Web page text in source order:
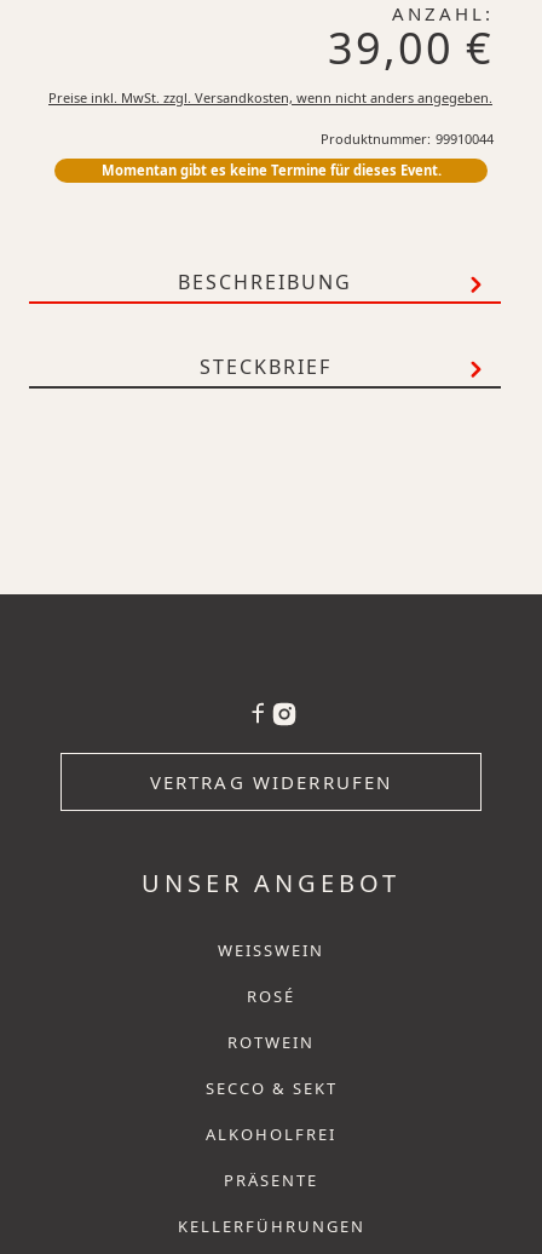
ANZAHL:
39,00 €
Preise inkl. MwSt. zzgl. Versandkosten, wenn nicht anders angegeben.
Produktnummer: 99910044
Momentan gibt es keine Termine für dieses Event.
BESCHREIBUNG
STECKBRIEF
VERTRAG WIDERRUFEN
UNSER ANGEBOT
WEISSWEIN
ROSÉ
ROTWEIN
SECCO & SEKT
ALKOHOLFREI
PRÄSENTE
KELLERFÜHRUNGEN